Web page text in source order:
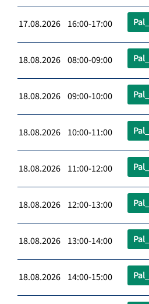
17.08.2026 16:00-17:00
18.08.2026 08:00-09:00
18.08.2026 09:00-10:00
18.08.2026 10:00-11:00
18.08.2026 11:00-12:00
18.08.2026 12:00-13:00
18.08.2026 13:00-14:00
18.08.2026 14:00-15:00